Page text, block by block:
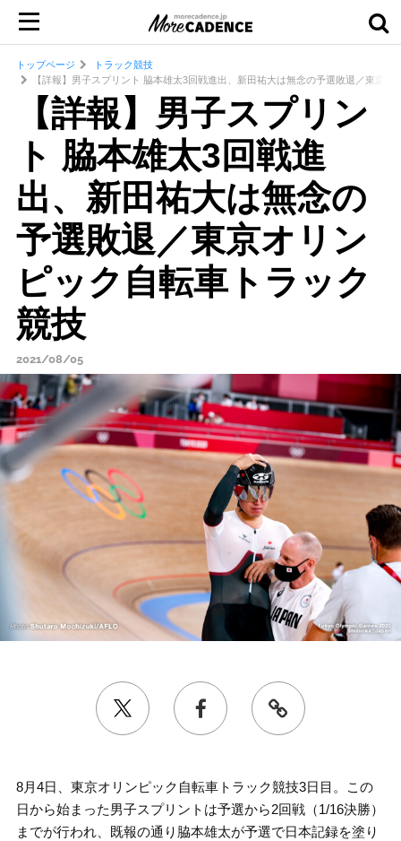
トップページ
トラック競技
【詳報】男子スプリント 脇本雄太3回戦進出、新田祐大は無念の予選敗退／東京オ
【詳報】男子スプリン
ト 脇本雄太3回戦進
出、新田祐大は無念の
予選敗退／東京オリン
ピック自転車トラック
競技
2021/08/05
8月4日、東京オリンピック自転車トラック競技3日目。この
日から始まった男子スプリントは予選から2回戦（1/16決勝）
までが行われ、既報の通り脇本雄太が予選で日本記録を塗り